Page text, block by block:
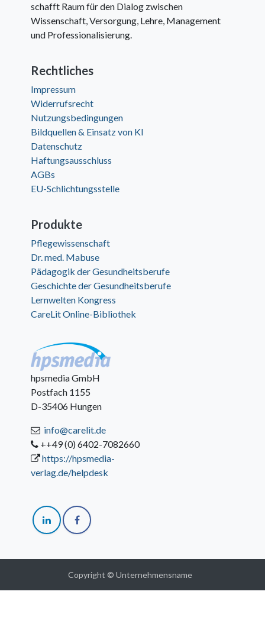
schafft Raum für den Dialog zwischen
Wissenschaft, Versorgung, Lehre, Management
und Professionalisierung.
Rechtliches
Impressum
Widerrufsrecht
Nutzungsbedingungen
Bildquellen & Einsatz von KI
Datenschutz
Haftungsausschluss
AGBs
EU-Schlichtungsstelle
Produkte
Pflegewissenschaft
Dr. med. Mabuse
Pädagogik der Gesundheitsberufe
Geschichte der Gesundheitsberufe
Lernwelten Kongress
CareLit Online-Bibliothek
hpsmedia GmbH
Postfach 1155
D-35406 Hungen
info@carelit.de
++49 (0) 6402-7082660
https://hpsmedia-
verlag.de/helpdesk
Copyright © Unternehmensname